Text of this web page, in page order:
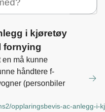
Søk
i kjøretøy
fornying
en må kunne
håndtere f-
(personbiler
opplaringsbevis-ac-anlegg-